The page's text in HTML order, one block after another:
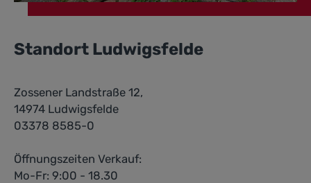
Standort Ludwigsfelde
Zossener Landstraße 12,
14974 Ludwigsfelde
03378 8585-0
Öffnungszeiten Verkauf:
Mo-Fr: 9:00 - 18.30